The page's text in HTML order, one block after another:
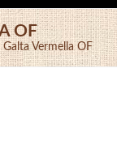
OF
Vermella OF